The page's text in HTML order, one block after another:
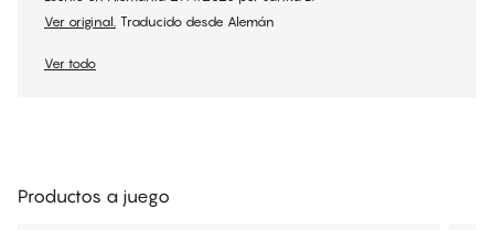
Ver original. Traducido desde Alemán
Ver todo
Productos a juego